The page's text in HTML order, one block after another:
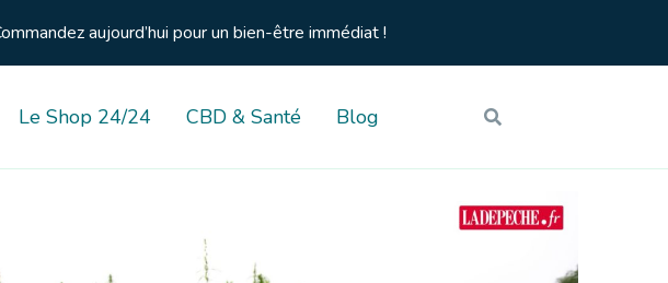
aujourd’hui pour un bien-être immédiat !
Le Shop 24/24 CBD & Santé Blog